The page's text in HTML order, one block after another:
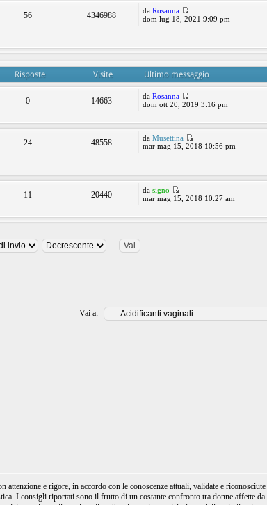
56 4346988 da Rosanna
dom lug 18, 2021 9:09 pm
Risposte Visite Ultimo messaggio
0 14663 da Rosanna
dom ott 20, 2019 3:16 pm
24 48558 da Musettina
mar mag 15, 2018 10:56 pm
11 20440 da signo
mar mag 15, 2018 10:27 am
Vai a:
e rigore, in accordo con le conoscenze attuali, validate e
I consigli riportati sono il frutto di un costante confronto tra donne affette